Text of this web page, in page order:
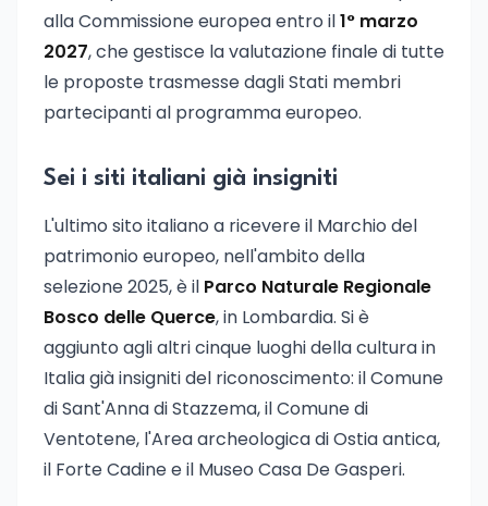
alla Commissione europea entro il1° marzo
2027, che gestisce la valutazione finale di tutte
le proposte trasmesse dagli Stati membri
partecipanti al programma europeo.
Sei i siti italiani già insigniti
L'ultimo sito italiano a ricevere il Marchio del
patrimonio europeo, nell'ambito della
selezione 2025, è il Parco Naturale Regionale
Bosco delle Querce, in Lombardia. Si è
aggiunto agli altri cinque luoghi della cultura in
Italia già insigniti del riconoscimento: il Comune
di Sant'Anna di Stazzema, il Comune di
Ventotene, l'Area archeologica di Ostia antica,
il Forte Cadine e il Museo Casa De Gasperi.